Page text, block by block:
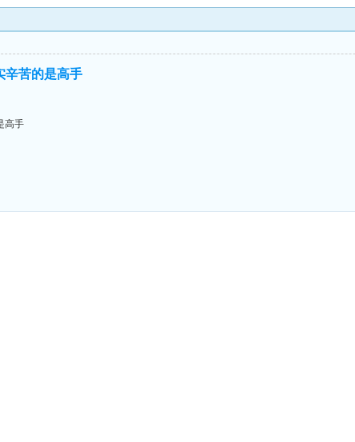
辛苦的是高手
高手